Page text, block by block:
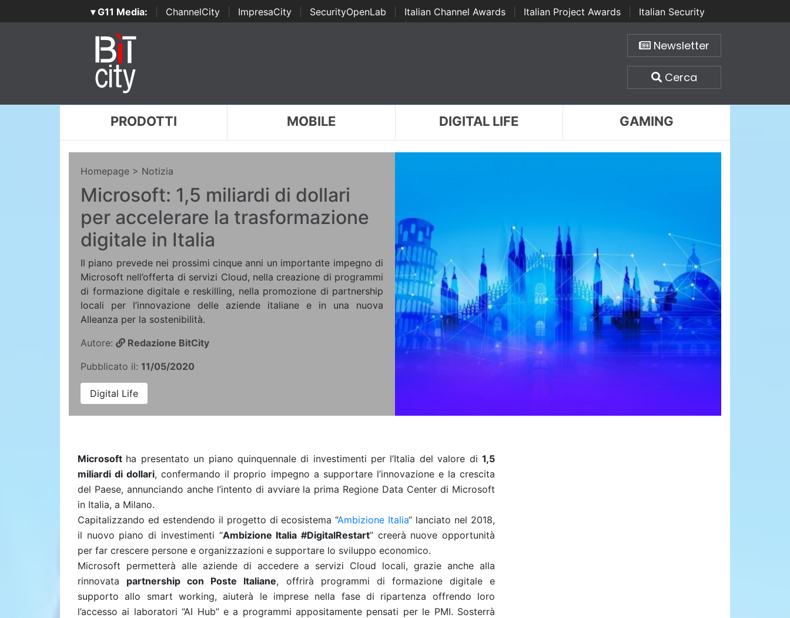
▾ G11 Media: ChannelCity ImpresaCity SecurityOpenLab Italian Channel Awards Italian Project Awards
Italian Security
Awards | ...
Newsletter
Cerca
PRODOTTI MOBILE DIGITAL LIFE GAMING
Homepage > Notizia
Microsoft: 1,5 miliardi di dollari
per accelerare la trasformazione
digitale in Italia
Il piano prevede nei prossimi cinque anni un importante impegno di
Microsoft nell’offerta di servizi Cloud, nella creazione di programmi
di formazione digitale e reskilling, nella promozione di partnership
locali per l’innovazione delle aziende italiane e in una nuova
Alleanza per la sostenibilità.
Autore:
Redazione BitCity
Pubblicato il: 11/05/2020
Digital Life
Microsoft ha presentato un piano quinquennale di investimenti per l’Italia del valore di1,5
miliardi di dollari, confermando il proprio impegno a supportare l’innovazione e la crescita
del Paese, annunciando anche l’intento di avviare la prima Regione Data Center di Microsoft
in Italia, a Milano.
Capitalizzando ed estendendo il progetto di ecosistema “Ambizione Italia“ lanciato nel 2018,
il nuovo piano di investimenti “Ambizione Italia #DigitalRestart” creerà nuove opportunità
per far crescere persone e organizzazioni e supportare lo sviluppo economico.
Microsoft permetterà alle aziende di accedere a servizi Cloud locali, grazie anche alla
rinnovata partnership con Poste Italiane, offrirà programmi di formazione digitale e
supporto allo smart working, aiuterà le imprese nella fase di ripartenza offrendo loro
l’accesso ai laboratori “AI Hub” e a programmi appositamente pensati per le PMI. Sosterrà